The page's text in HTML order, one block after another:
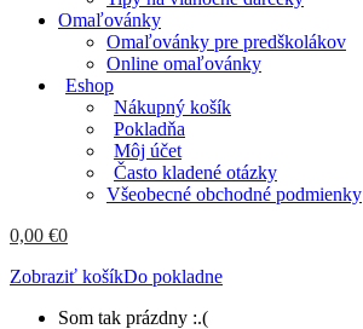
Omaľovánky
Omaľovánky pre predškolákov
Online omaľovánky
Eshop
Nákupný košík
Pokladňa
Môj účet
Často kladené otázky
Všeobecné obchodné podmienky
0,00 €0
Zobraziť košíkDo pokladne
Som tak prázdny :.(